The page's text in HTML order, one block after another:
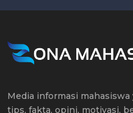
Media informasi
tips, fakta, opini, motivasi,